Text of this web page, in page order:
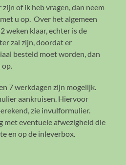
of ik heb vragen, dan neem
u op. Over het algemeen
weken klaar, echter is de
zal zijn, doordat er
besteld moet worden, dan
7 werkdagen zijn mogelijk.
aankruisen. Hiervoor
zie invulformulier.
met eventuele afwezigheid die
en op de inleverbox.